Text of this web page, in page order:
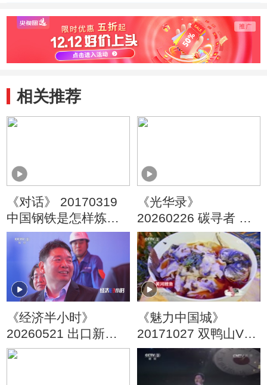
相关推荐
《对话》 20170319
中国钢铁是怎样炼成
的
《光华录》
20260226 碳寻者 华
为兆瓦超充发力 开启
绿色物流新纪元
《经济半小时》
20260521 出口新爆
款：海上巨无霸排队
《魅力中国城》
20171027 双鸭山VS
韩城